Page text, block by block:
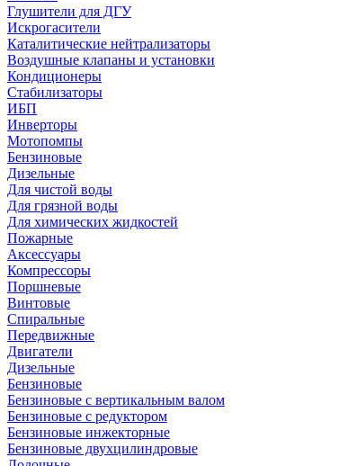
Глушители для ДГУ
Искрогасители
Каталитические нейтрализаторы
Воздушные клапаны и установки
Кондиционеры
Стабилизаторы
ИБП
Инверторы
Мотопомпы
Бензиновые
Дизельные
Для чистой воды
Для грязной воды
Для химических жидкостей
Пожарные
Аксессуары
Компрессоры
Поршневые
Винтовые
Спиральные
Передвижные
Двигатели
Дизельные
Бензиновые
Бензиновые с вертикальным валом
Бензиновые с редуктором
Бензиновые инжекторные
Бензиновые двухцилиндровые